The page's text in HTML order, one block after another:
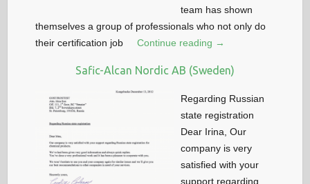
team has shown
themselves a group of professionals who not only do
their certification job
Continue reading →
Safic-Alcan Nordic AB (Sweden)
Regarding Russian
state registration
Dear Irina, Our
company is very
satisfied with your
support regarding